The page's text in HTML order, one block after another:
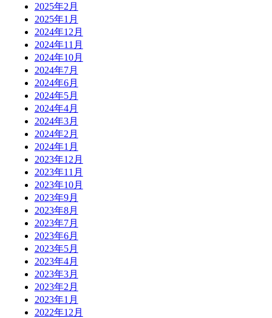
2025年2月
2025年1月
2024年12月
2024年11月
2024年10月
2024年7月
2024年6月
2024年5月
2024年4月
2024年3月
2024年2月
2024年1月
2023年12月
2023年11月
2023年10月
2023年9月
2023年8月
2023年7月
2023年6月
2023年5月
2023年4月
2023年3月
2023年2月
2023年1月
2022年12月